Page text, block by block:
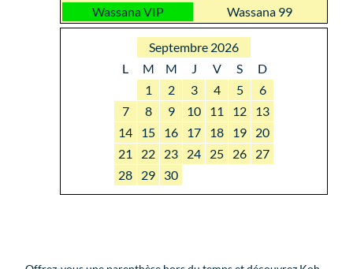
Wassana VIP
Wassana 99
Septembre 2026
L
M M J V S
D
1
2 3 4 5
6
7
8 9 10 11 12
13
14
15 16 17 18 19
20
21
22 23 24 25 26
27
28
29 30